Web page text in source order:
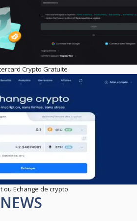
Crypto Gratuite
ou Echange de crypto